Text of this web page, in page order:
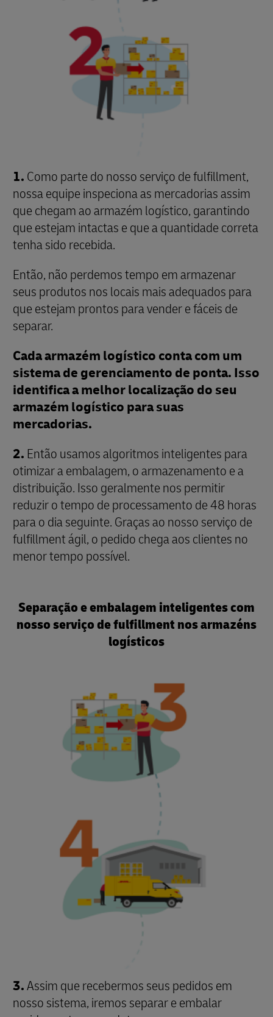
1. Como parte do nosso serviço de fulfillment,
nossa equipe inspeciona as mercadorias assim
que chegam ao armazém logístico, garantindo
que estejam intactas e que a quantidade correta
tenha sido recebida.
Então, não perdemos tempo em armazenar
seus produtos nos locais mais adequados para
que estejam prontos para vender e fáceis de
separar.
Cada armazém logístico conta com um
sistema de gerenciamento de ponta. Isso
identifica a melhor localização do seu
armazém logístico para suas
mercadorias.
2. Então usamos algoritmos inteligentes para
otimizar a embalagem, o armazenamento e a
distribuição. Isso geralmente nos permitir
reduzir o tempo de processamento de 48 horas
para o dia seguinte. Graças ao nosso serviço de
fulfillment ágil, o pedido chega aos clientes no
menor tempo possível.
Separação e embalagem inteligentes com
nosso serviço de fulfillment nos armazéns
logísticos
3.Assim que recebermos seus pedidos em
nosso sistema, iremos separar e embalar